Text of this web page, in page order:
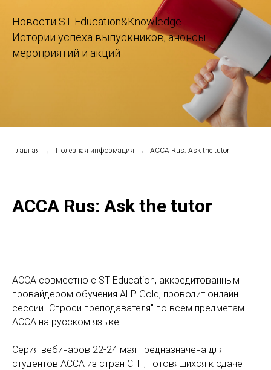
Новости ST Education&Knowledge
Истории успеха выпускников, анонсы
мероприятий и акций
Главная → Полезная информация → ACCA Rus: Ask the tutor
ACCA Rus: Ask the tutor
ACCA совместно с ST Education, аккредитованным
провайдером обучения ALP Gold, проводит онлайн-
сессии "Спроси преподавателя" по всем предметам
ACCA на русском языке.
Серия вебинаров 22-24 мая предназначена для
студентов ACCA из стран СНГ, готовящихся к сдаче